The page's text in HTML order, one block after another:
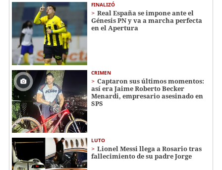
FINALIZÓ
Real España se impone ante el
Génesis PN y va a marcha perfecta
en el Apertura
CRIMEN
Captaron sus últimos momentos:
así era Jaime Roberto Becker
Menardi​​​, empresario asesinado en
SPS
LUTO
Lionel Messi llega a Rosario tras
fallecimiento de su padre Jorge